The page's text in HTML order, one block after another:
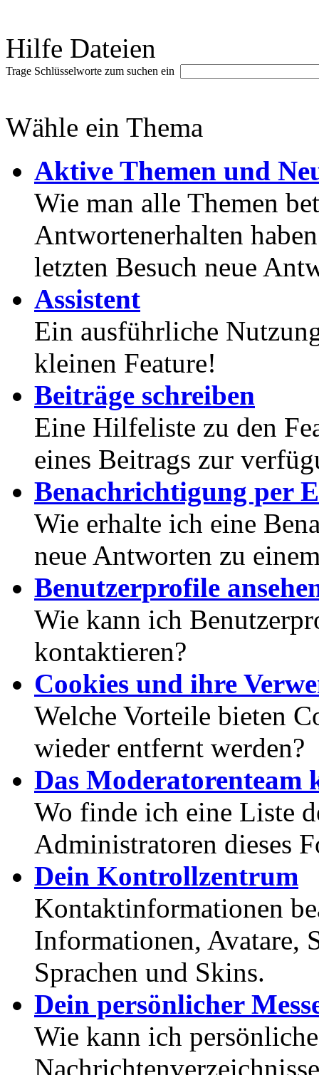
Hilfe Dateien
Trage Schlüsselworte zum suchen ein
Wähle ein Thema
Aktive Themen und
Wie man alle Themen
Antwortenerhalten
letzten Besuch neue
Assistent
Ein ausführliche
kleinen Feature!
Beiträge schreiben
Eine Hilfeliste zu den
eines Beitrags zur
Benachrichtigung per
Wie erhalte ich eine
neue Antworten zu
Benutzerprofile
Wie kann ich
kontaktieren?
Cookies und ihre
Welche Vorteile bieten
wieder entfernt werden?
Das Moderatorenteam
Wo finde ich eine Liste
Administratoren dieses
Dein Kontrollzentrum
Kontaktinformationen
Informationen, Avatare,
Sprachen und Skins.
Dein persönlicher
Wie kann ich